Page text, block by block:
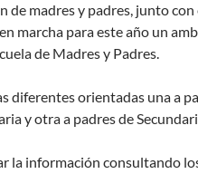
de madres y padres, junto
marcha para este año un
de Madres y Padres.
diferentes orientadas una a
y otra a padres de
la información consultando